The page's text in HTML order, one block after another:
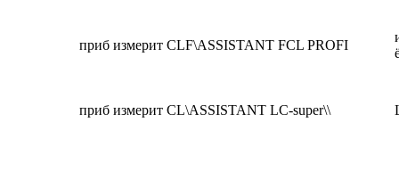
приб измерит CLF\ASSISTANT FCL PROFI
приб измерит CL\ASSISTANT LC-super\\